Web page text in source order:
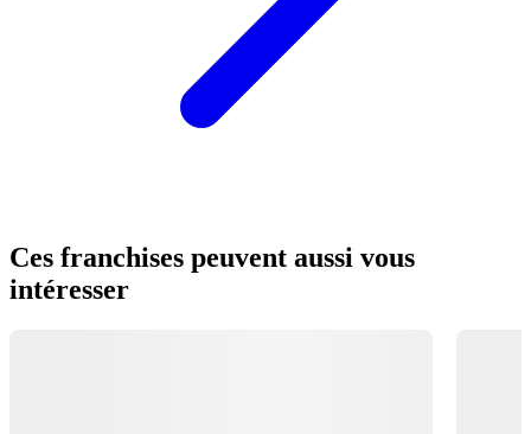
Ces franchises peuvent aussi vous
intéresser